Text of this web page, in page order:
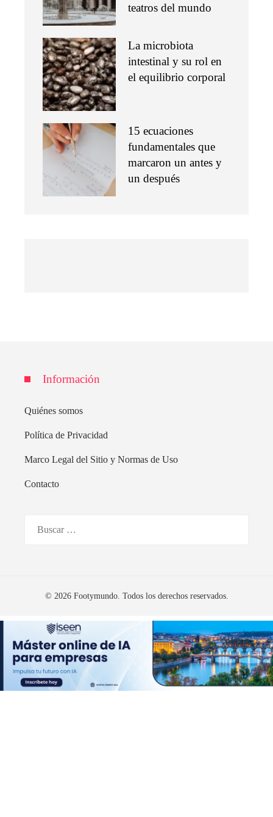
teatros del mundo
La microbiota
intestinal y su rol en
el equilibrio corporal
15 ecuaciones
fundamentales que
marcaron un antes y
un después
Información
Quiénes somos
Política de Privacidad
Marco Legal del Sitio y Normas de Uso
Contacto
© 2026 Footymundo. Todos los derechos reservados.